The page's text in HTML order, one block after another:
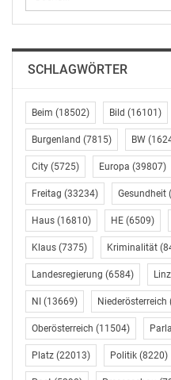
Zeitmanagements sind
wir seit der Einführung
Schülerinnen und
ihr Können unter Beweis
sie nicht mehr blockiert
Aufgabenstellungen und
Bundesschulsprecher.
Die Schülerunion ist mit
größte
den drei Säulen „Aktion –
Durch ihr vielfältiges
Anlaufstelle für
hinaus bringt sie ihre
Bundesschülervertretung
Schuljahr 22 von 29
SCHLAGWÖRTER
Beim (18502) Bild (16101)
Burgenland (7815) BW
City (5725) Europa (39807)
Freitag (33234) Gesundheit
Haus (16810) HE (6509)
Klaus (7375) Kriminalität
Landesregierung (6584) Linz
NI (13669) Niederösterreich
Oberösterreich (11504)
Platz (22013) Politik (8220)